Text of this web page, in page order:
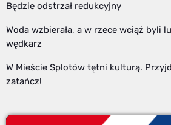
Będzie odstrzał redukcyjny
Woda wzbierała, a w rzece wciąż byli
wędkarz
W Mieście Splotów tętni kulturą.
zatańcz!